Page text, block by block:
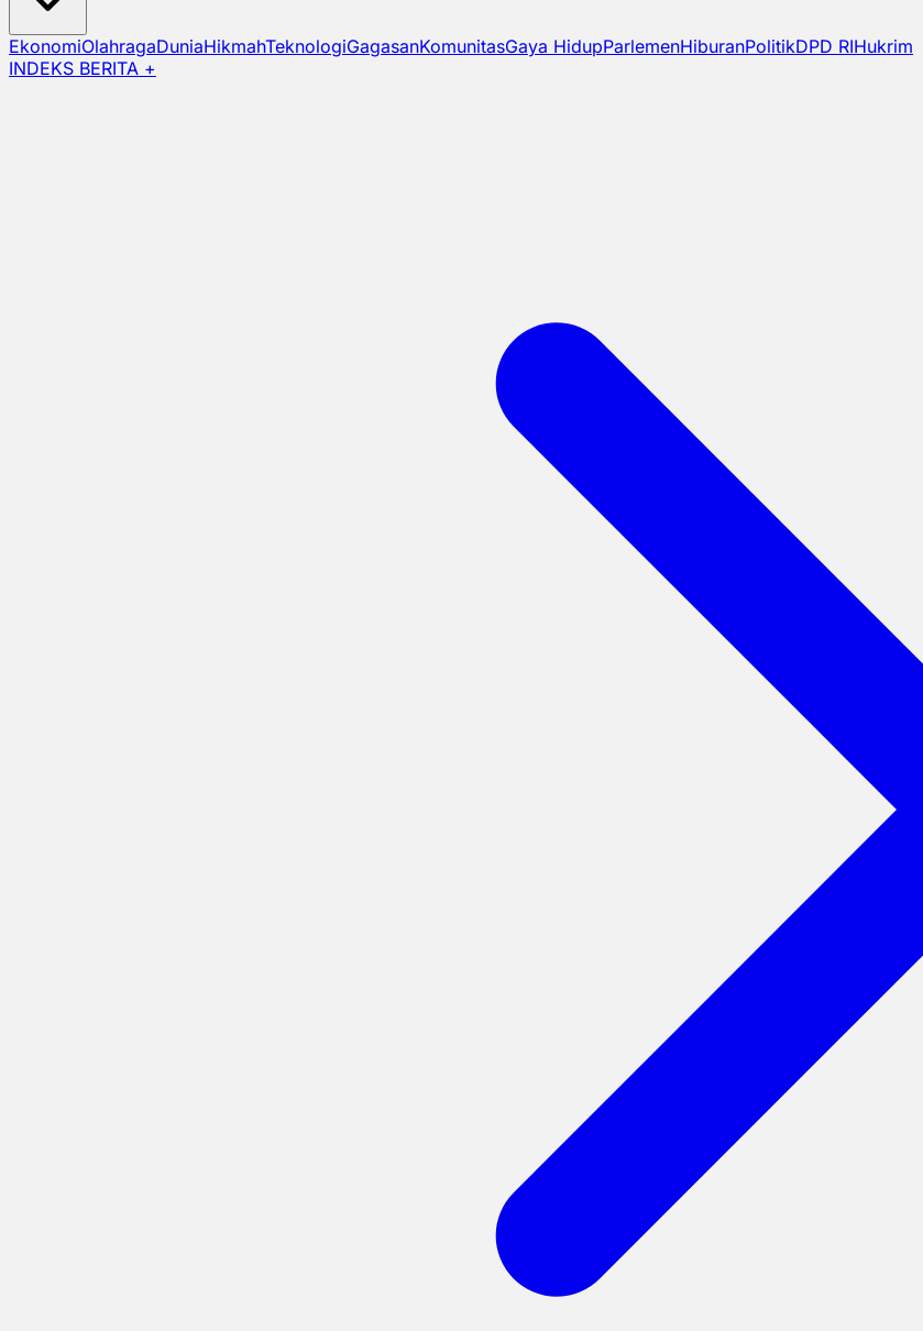
EkonomiOlahragaDuniaHikmahTeknologiGagasanKomunitasGaya HidupParlemenHiburanPolitikDPD RIHukrim
INDEKS BERITA +